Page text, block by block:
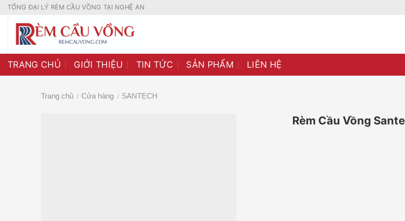
Skip
content
TỔNG ĐẠI LÝ RÈM CẦU VỒNG TẠI NGHỆ AN
TRANG CHỦ GIỚI THIỆU TIN TỨC SẢN PHẨM LIÊN HỆ
Trang chủ / Cửa hàng / SANTECH
Rèm Cầu Vồng